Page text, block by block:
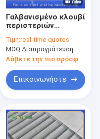
Γαλβανισμένο κλουβί
περιστεριών
πλέγματος
μετάλλων καυτής
εμβύθισης χάλυβα
άνθρακα Q235
Τιμή:real-time quotes
MOQ:Διαπραγμάτευση
Επικοινωνήστε